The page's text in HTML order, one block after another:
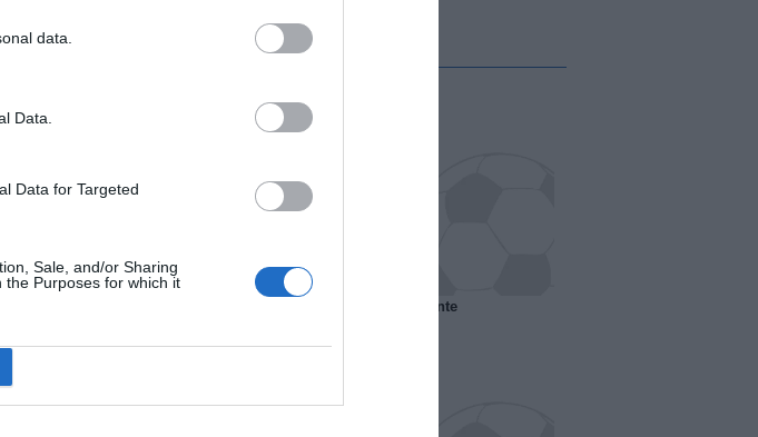
data.
Data.
Data for Targeted
Sale, and/or Sharing
Purposes for which it
Francia, il Marsiglia senza presidente